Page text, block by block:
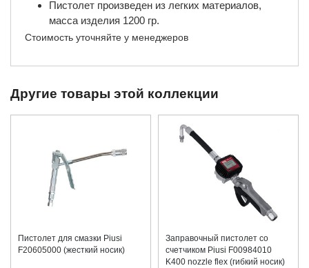
Пистолет произведен из легких материалов,
масса изделия 1200 гр.
Стоимость уточняйте у менеджеров
Другие товары этой коллекции
Пистолет для смазки Piusi
F20605000 (жесткий носик)
Заправочный пистолет со
счетчиком Piusi F00984010
K400 nozzle flex (гибкий носик)